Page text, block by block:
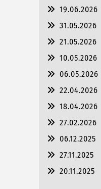
19.06.2026
31.05.2026
21.05.2026
10.05.2026
06.05.2026
22.04.2026
18.04.2026
27.02.2026
06.12.2025
27.11.2025
20.11.2025